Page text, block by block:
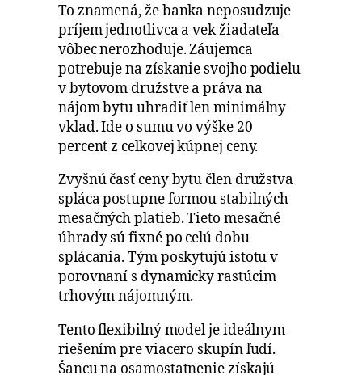
To znamená, že banka neposudzuje
príjem jednotlivca a vek žiadateľa
vôbec nerozhoduje. Záujemca
potrebuje na získanie svojho podielu
v bytovom družstve a práva na
nájom bytu uhradiť len minimálny
vklad. Ide o sumu vo výške 20
percent z celkovej kúpnej ceny.
Zvyšnú časť ceny bytu člen družstva
spláca postupne formou stabilných
mesačných platieb. Tieto mesačné
úhrady sú fixné po celú dobu
splácania. Tým poskytujú istotu v
porovnaní s dynamicky rastúcim
trhovým nájomným.
Tento flexibilný model je ideálnym
riešením pre viacero skupín ľudí.
Šancu na osamostatnenie získajú